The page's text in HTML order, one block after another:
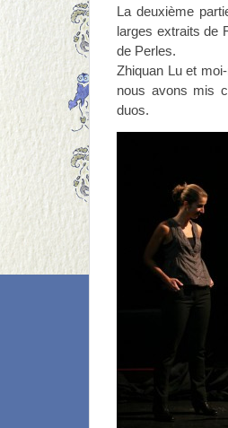
La deuxième
larges extraits de
de Perles.
Zhiquan Lu et
nous avons mis
duos.